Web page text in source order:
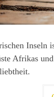
Inseln
Afrikas